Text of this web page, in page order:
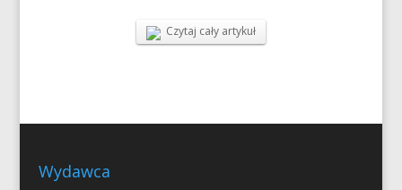
Czytaj cały artykuł
Wydawca